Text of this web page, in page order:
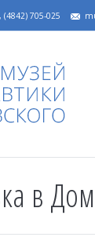
705-025
в